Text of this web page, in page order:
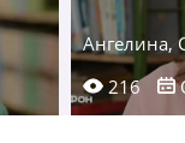
Ангелина,
216